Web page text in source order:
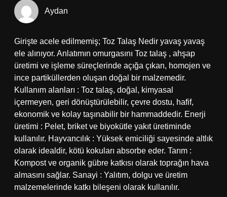
Aydan
Girişte acele edilmemiş; Toz Talaş Nedir yavaş yavaş
ele alınıyor. Anlatımın omurgasını Toz talaş , ahşap
üretimi ve işleme süreçlerinde açığa çıkan, homojen ve
ince partiküllerden oluşan doğal bir malzemedir.
Kullanım alanları : Toz talaş, doğal, kimyasal
içermeyen, geri dönüştürülebilir, çevre dostu, hafif,
ekonomik ve kolay taşınabilir bir hammaddedir. Enerji
üretimi : Pelet, briket ve biyokütle yakıt üretiminde
kullanılır. Hayvancılık : Yüksek emiciliği sayesinde altlık
olarak idealdir, kötü kokuları absorbe eder. Tarım :
Kompost ve organik gübre katkısı olarak toprağın hava
almasını sağlar. Sanayi : Yalıtım, dolgu ve üretim
malzemelerinde katkı bileşeni olarak kullanılır.